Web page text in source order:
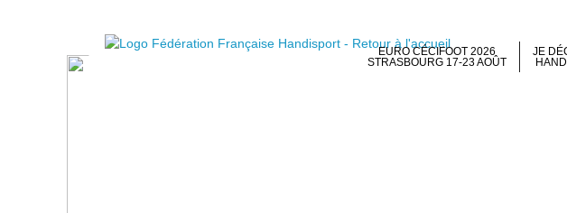
EURO CÉCIFOOT 2026
STRASBOURG 17-23 AOÛT
JE